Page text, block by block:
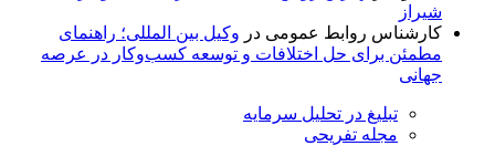
شیراز
کارشناس روابط عمومی در وکیل بین المللی؛ راهنمای
مطمئن برای حل اختلافات و توسعه کسب‌وکار در عرصه
جهانی
تبلیغ در تحلیل سرمایه
مجله تفریحی